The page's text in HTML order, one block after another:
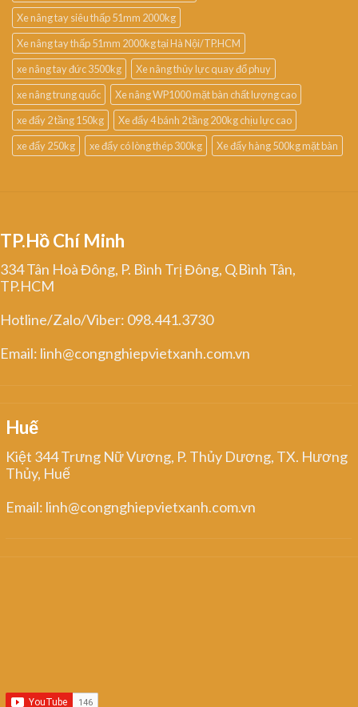
Xe nâng tay siêu thấp 51mm 2000kg
Xe nâng tay thấp 51mm 2000kg tại Hà Nội/TP.HCM
xe nâng tay đức 3500kg
Xe nâng thủy lực quay đổ phuy
xe nâng trung quốc
Xe nâng WP1000 mặt bàn chất lượng cao
xe đẩy 2 tầng 150kg
Xe đẩy 4 bánh 2 tầng 200kg chịu lực cao
xe đẩy 250kg
xe đẩy có lòng thép 300kg Xe đẩy hàng 500kg mặt bàn
TP.Hồ Chí Minh
334 Tân Hoà Đông, P. Bình Trị Đông, Q.Bình Tân,
TP.HCM
Hotline/Zalo/Viber: 098.441.3730
Email: linh@congnghiepvietxanh.com.vn
Huế
Kiệt 344 Trưng Nữ Vương, P. Thủy Dương, TX. Hương
Thủy, Huế
Email: linh@congnghiepvietxanh.com.vn